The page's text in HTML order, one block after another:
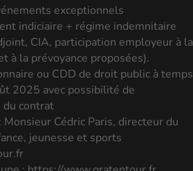
exceptionnels
indiciaire + régime indemnitaire
CIA, participation employeur à la
à la prévoyance proposées).
ou CDD de droit public à temps
2025 avec possibilité de
du contrat
Cédric Paris, directeur du
jeunesse et sports